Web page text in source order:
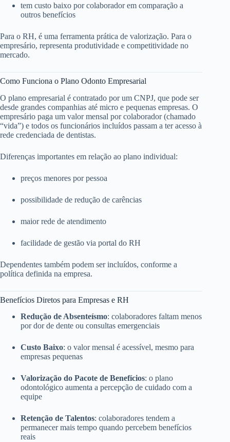
tem custo baixo por colaborador em comparação a
outros benefícios
Para o RH, é uma ferramenta prática de valorização. Para o
empresário, representa produtividade e competitividade no
mercado.
Como Funciona o Plano Odonto Empresarial
O plano empresarial é contratado por um CNPJ, que pode ser
desde grandes companhias até micro e pequenas empresas. O
empresário paga um valor mensal por colaborador (chamado
“vida”) e todos os funcionários incluídos passam a ter acesso à
rede credenciada de dentistas.
Diferenças importantes em relação ao plano individual:
preços menores por pessoa
possibilidade de redução de carências
maior rede de atendimento
facilidade de gestão via portal do RH
Dependentes também podem ser incluídos, conforme a
política definida na empresa.
Benefícios Diretos para Empresas e RH
Redução de Absenteísmo: colaboradores faltam menos
por dor de dente ou consultas emergenciais
Custo Baixo: o valor mensal é acessível, mesmo para
empresas pequenas
Valorização do Pacote de Benefícios: o plano
odontológico aumenta a percepção de cuidado com a
equipe
Retenção de Talentos: colaboradores tendem a
permanecer mais tempo quando percebem benefícios
reais